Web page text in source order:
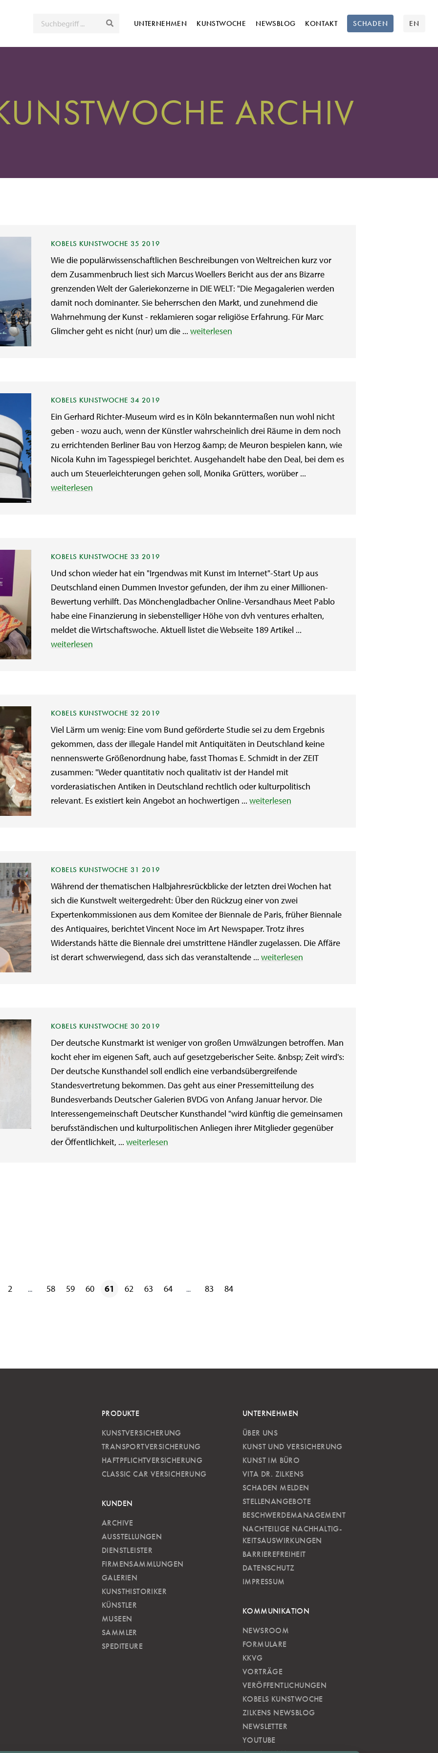
SUCHE UNTERNEHMEN KUNSTWOCHE NEWSBLOG KONTAKT SCHADEN EN
ARCHIV
KOBELS KUNSTWOCHE 35 2019
Wie die populärwissenschaftlichen Beschreibungen von Weltreichen kurz vor
dem Zusammenbruch liest sich Marcus Woellers Bericht aus der ans Bizarre
grenzenden Welt der Galeriekonzerne in DIE WELT: "Die Megagalerien werden
damit noch dominanter. Sie beherrschen den Markt, und zunehmend die
Wahrnehmung der Kunst - reklamieren sogar religiöse Erfahrung. Für Marc
Glimcher geht es nicht (nur) um die ... weiterlesen
KOBELS KUNSTWOCHE 34 2019
Ein Gerhard Richter-Museum wird es in Köln bekanntermaßen nun wohl nicht
geben - wozu auch, wenn der Künstler wahrscheinlich drei Räume in dem noch
zu errichtenden Berliner Bau von Herzog &amp; de Meuron bespielen kann, wie
Nicola Kuhn im Tagesspiegel berichtet. Ausgehandelt habe den Deal, bei dem es
auch um Steuerleichterungen gehen soll, Monika Grütters, worüber ...
weiterlesen
KOBELS KUNSTWOCHE 33 2019
Und schon wieder hat ein "Irgendwas mit Kunst im Internet"-Start Up aus
Deutschland einen Dummen Investor gefunden, der ihm zu einer Millionen-
Bewertung verhilft. Das Mönchengladbacher Online-Versandhaus Meet Pablo
habe eine Finanzierung in siebenstelliger Höhe von dvh ventures erhalten,
meldet die Wirtschaftswoche. Aktuell listet die Webseite 189 Artikel ...
weiterlesen
KOBELS KUNSTWOCHE 32 2019
Viel Lärm um wenig: Eine vom Bund geförderte Studie sei zu dem Ergebnis
gekommen, dass der illegale Handel mit Antiquitäten in Deutschland keine
nennenswerte Größenordnung habe, fasst Thomas E. Schmidt in der ZEIT
zusammen: "Weder quantitativ noch qualitativ ist der Handel mit
vorderasiatischen Antiken in Deutschland rechtlich oder kulturpolitisch
relevant. Es existiert kein Angebot an hochwertigen ... weiterlesen
KOBELS KUNSTWOCHE 31 2019
Während der thematischen Halbjahresrückblicke der letzten drei Wochen hat
sich die Kunstwelt weitergedreht: Über den Rückzug einer von zwei
Expertenkommissionen aus dem Komitee der Biennale de Paris, früher Biennale
des Antiquaires, berichtet Vincent Noce im Art Newspaper. Trotz ihres
Widerstands hätte die Biennale drei umstrittene Händler zugelassen. Die Affäre
ist derart schwerwiegend, dass sich das veranstaltende ... weiterlesen
KOBELS KUNSTWOCHE 30 2019
Der deutsche Kunstmarkt ist weniger von großen Umwälzungen betroffen. Man
kocht eher im eigenen Saft, auch auf gesetzgeberischer Seite. &nbsp; Zeit wird's:
Der deutsche Kunsthandel soll endlich eine verbandsübergreifende
Standesvertretung bekommen. Das geht aus einer Pressemitteilung des
Bundesverbands Deutscher Galerien BVDG von Anfang Januar hervor. Die
Interessengemeinschaft Deutscher Kunsthandel "wird künftig die gemeinsamen
berufsständischen und kulturpolitischen Anliegen ihrer Mitglieder gegenüber
der Öffentlichkeit, ... weiterlesen
2 ... 58 59 60 61 62 63 64 ... 83 84
PRODUKTE
KUNSTVERSICHERUNG
TRANSPORTVERSICHERUNG
HAFTPFLICHTVERSICHERUNG
CLASSIC CAR VERSICHERUNG
KUNDEN
ARCHIVE
AUSSTELLUNGEN
DIENSTLEISTER
FIRMENSAMMLUNGEN
GALERIEN
KUNSTHISTORIKER
KÜNSTLER
MUSEEN
SAMMLER
SPEDITEURE
UNTERNEHMEN
ÜBER UNS
KUNST UND VERSICHERUNG
KUNST IM BÜRO
VITA DR. ZILKENS
SCHADEN MELDEN
STELLENANGEBOTE
BESCHWERDEMANAGEMENT
NACHTEILIGE NACH­HALTIG­
KEITSAUSWIRKUNGEN
BARRIEREFREIHEIT
DATENSCHUTZ
IMPRESSUM
KOMMUNIKATION
NEWSROOM
FORMULARE
KKVG
VORTRÄGE
VERÖFFENTLICHUNGEN
KOBELS KUNSTWOCHE
ZILKENS NEWSBLOG
NEWSLETTER
YOUTUBE